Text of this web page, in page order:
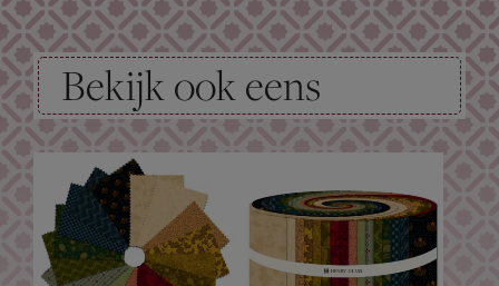
Bekijk ook eens